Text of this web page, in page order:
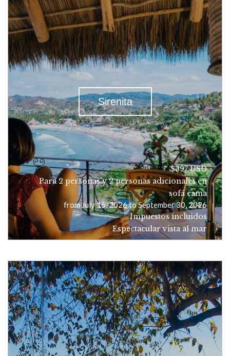
$397 USD
Para 2 personas y 2 personas adicionales en
sofá cama
from July 15, 2026 to September 30, 2026
Impuestos incluidos
Espectacular vista al mar
Sirenita